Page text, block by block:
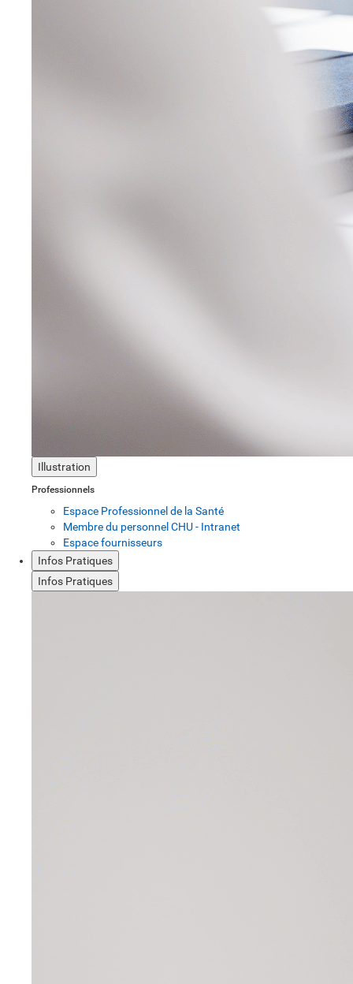
Illustration
Professionnels
Espace Professionnel de la Santé
Membre du personnel CHU - Intranet
Espace fournisseurs
Infos Pratiques
Infos Pratiques